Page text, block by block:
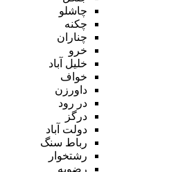
چاشلو
چکنه
چناران
خرو
خلیل آباد
خواف
داورزن
در رود
درگز
دولت آباد
رباط سنگ
رشتخوار
رضویه